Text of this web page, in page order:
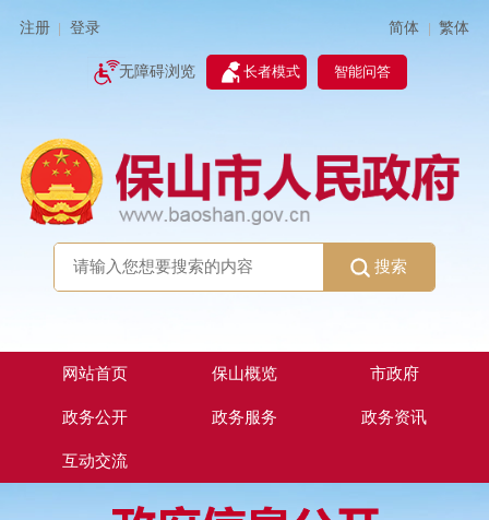
注册 登录 简体 | 繁体
无障碍浏览 长者模式 智能问答
搜索
网站首页 保山概览 市政府
政务公开 政务服务 政务资讯
互动交流